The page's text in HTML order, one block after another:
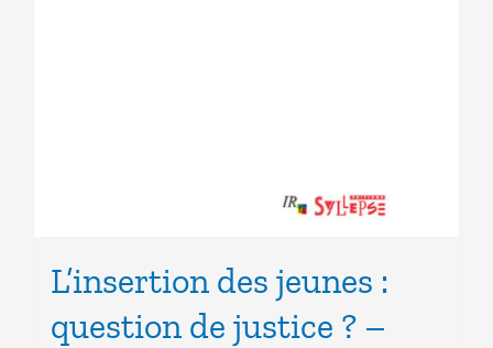
L’insertion des jeunes :
question de justice ? –